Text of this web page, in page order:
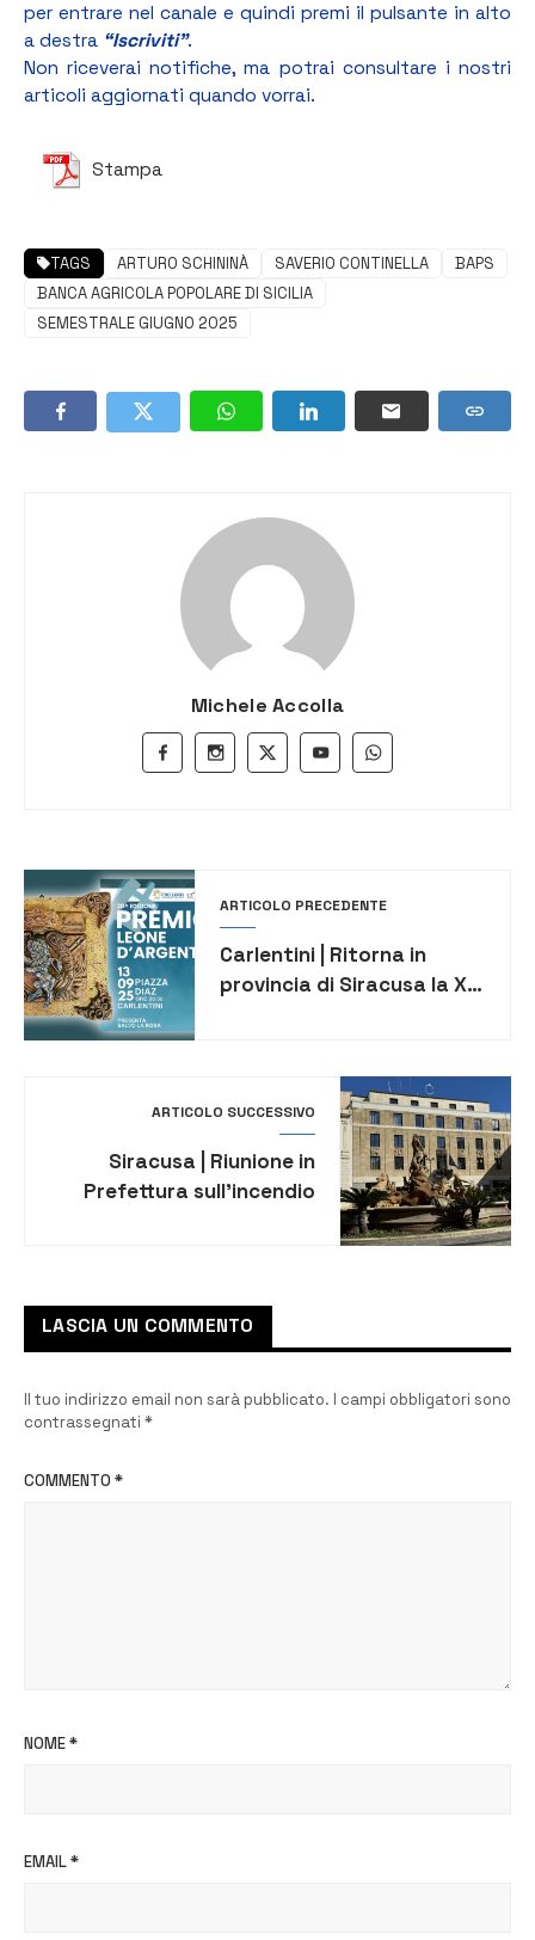
per entrare nel canale e quindi premi il pulsante in alto
a destra “Iscriviti”.
Non riceverai notifiche, ma potrai consultare i nostri
articoli aggiornati quando vorrai.
Stampa
TAGS ARTURO SCHININÀ SAVERIO CONTINELLA
BAPS
BANCA AGRICOLA POPOLARE DI SICILIA
SEMESTRALE GIUGNO 2025
Michele Accolla
ARTICOLO PRECEDENTE
Carlentini | Ritorna in
provincia di Siracusa la XX
ARTICOLO SUCCESSIVO
Siracusa | Riunione in
Prefettura sull’incendio
LASCIA UN COMMENTO
Il tuo indirizzo email non sarà pubblicato. I campi obbligatori sono
contrassegnati *
COMMENTO *
NOME*
EMAIL*